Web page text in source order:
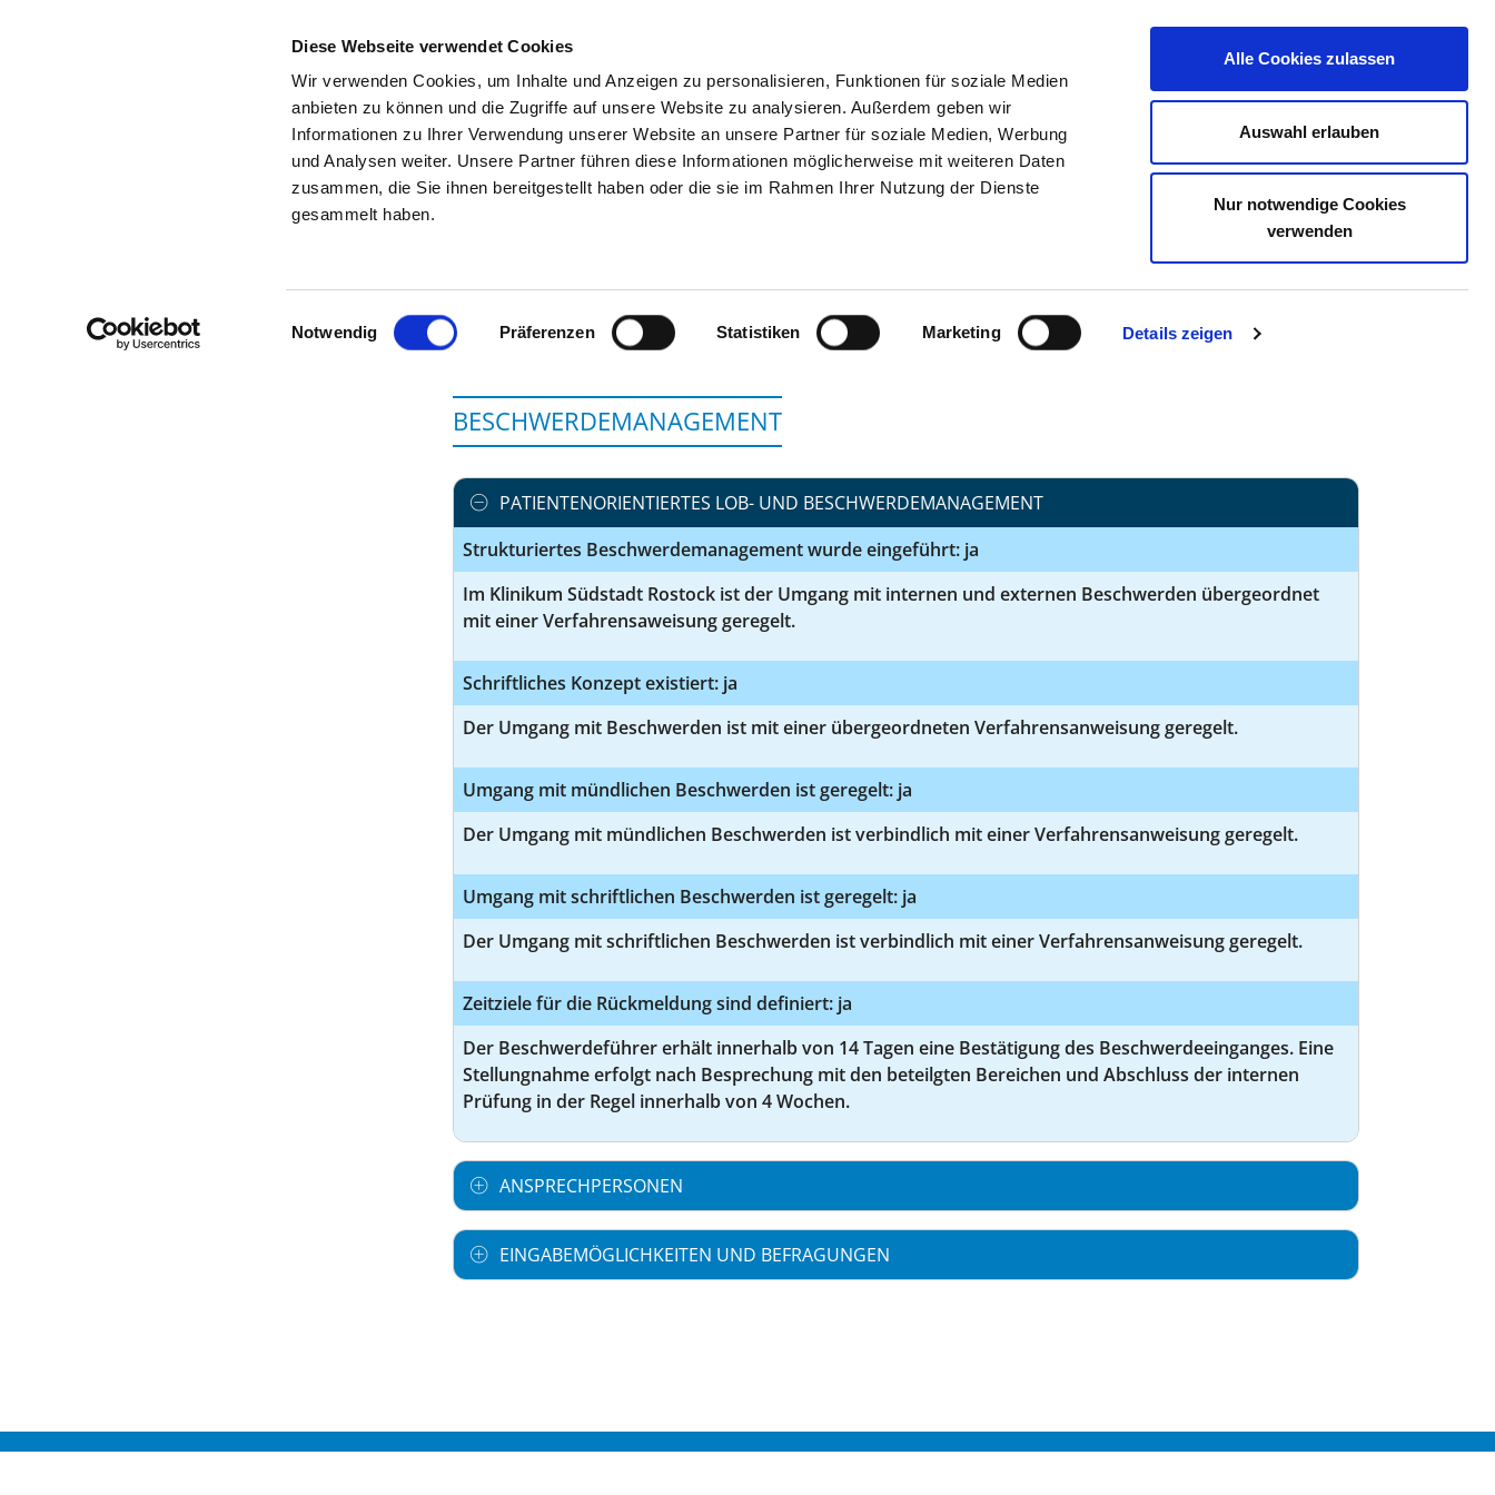
Diese Webseite verwendet Cookies
Wir verwenden Cookies, um Inhalte und Anzeigen zu personalisieren, Funktionen für soziale Medien
anbieten zu können und die Zugriffe auf unsere Website zu analysieren. Außerdem geben wir
Informationen zu Ihrer Verwendung unserer Website an unsere Partner für soziale Medien, Werbung
und Analysen weiter. Unsere Partner führen diese Informationen möglicherweise mit weiteren Daten
zusammen, die Sie ihnen bereitgestellt haben oder die sie im Rahmen Ihrer Nutzung der Dienste
gesammelt haben.
Einwilligungsauswahl
Notwendig Präferenzen Statistiken Marketing Details zeigen
Alle Cookies zulassen
Auswahl erlauben
Nur notwendige Cookies
verwenden
SUCHEN TIPPS & HILFE DAS DKV STELLENBÖRSE KONTAKT IHRE MEINUNG
Zur Krankenhaus-Startseite
BESCHWERDEMANAGEMENT
PATIENTENORIENTIERTES LOB- UND BESCHWERDEMANAGEMENT
Strukturiertes Beschwerdemanagement wurde eingeführt: ja
Im Klinikum Südstadt Rostock ist der Umgang mit internen und externen Beschwerden übergeordnet
mit einer Verfahrensaweisung geregelt.
Schriftliches Konzept existiert: ja
Der Umgang mit Beschwerden ist mit einer übergeordneten Verfahrensanweisung geregelt.
Umgang mit mündlichen Beschwerden ist geregelt: ja
Der Umgang mit mündlichen Beschwerden ist verbindlich mit einer Verfahrensanweisung geregelt.
Umgang mit schriftlichen Beschwerden ist geregelt: ja
Der Umgang mit schriftlichen Beschwerden ist verbindlich mit einer Verfahrensanweisung geregelt.
Zeitziele für die Rückmeldung sind definiert: ja
Der Beschwerdeführer erhält innerhalb von 14 Tagen eine Bestätigung des Beschwerdeeinganges. Eine
Stellungnahme erfolgt nach Besprechung mit den beteilgten Bereichen und Abschluss der internen
Prüfung in der Regel innerhalb von 4 Wochen.
ANSPRECHPERSONEN
EINGABEMÖGLICHKEITEN UND BEFRAGUNGEN